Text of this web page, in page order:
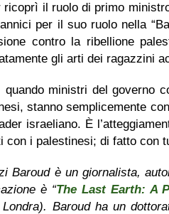
ricoprì il ruolo di primo
per il suo ruolo nella
contro la ribellione
gli arti dei ragazzini
quando ministri del governo
stanno semplicemente
israeliano. È
con i palestinesi; di fatto con
Baroud è un giornalista,
è “The Last Earth: A
Baroud ha un